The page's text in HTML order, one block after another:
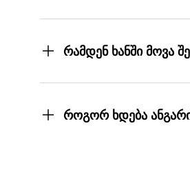
სასურველ
რამდენ ხანში მოვა
თუმცა, ჩვენ ისეთი
როგორ ხდება